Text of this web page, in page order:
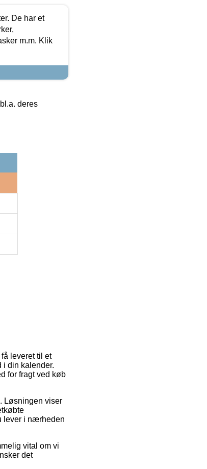
De har et
m.m. Klik
deres
leveret til et
i din kalender.
for fragt ved køb
Løsningen viser
lever i nærheden
vital om vi
det